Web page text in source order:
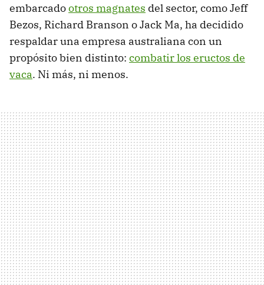
embarcadootros magnates del sector, como Jeff
Bezos, Richard Branson o Jack Ma, ha decidido
respaldar una empresa australiana con un
propósito bien distinto: combatir los eructos de
vaca. Ni más, ni menos.